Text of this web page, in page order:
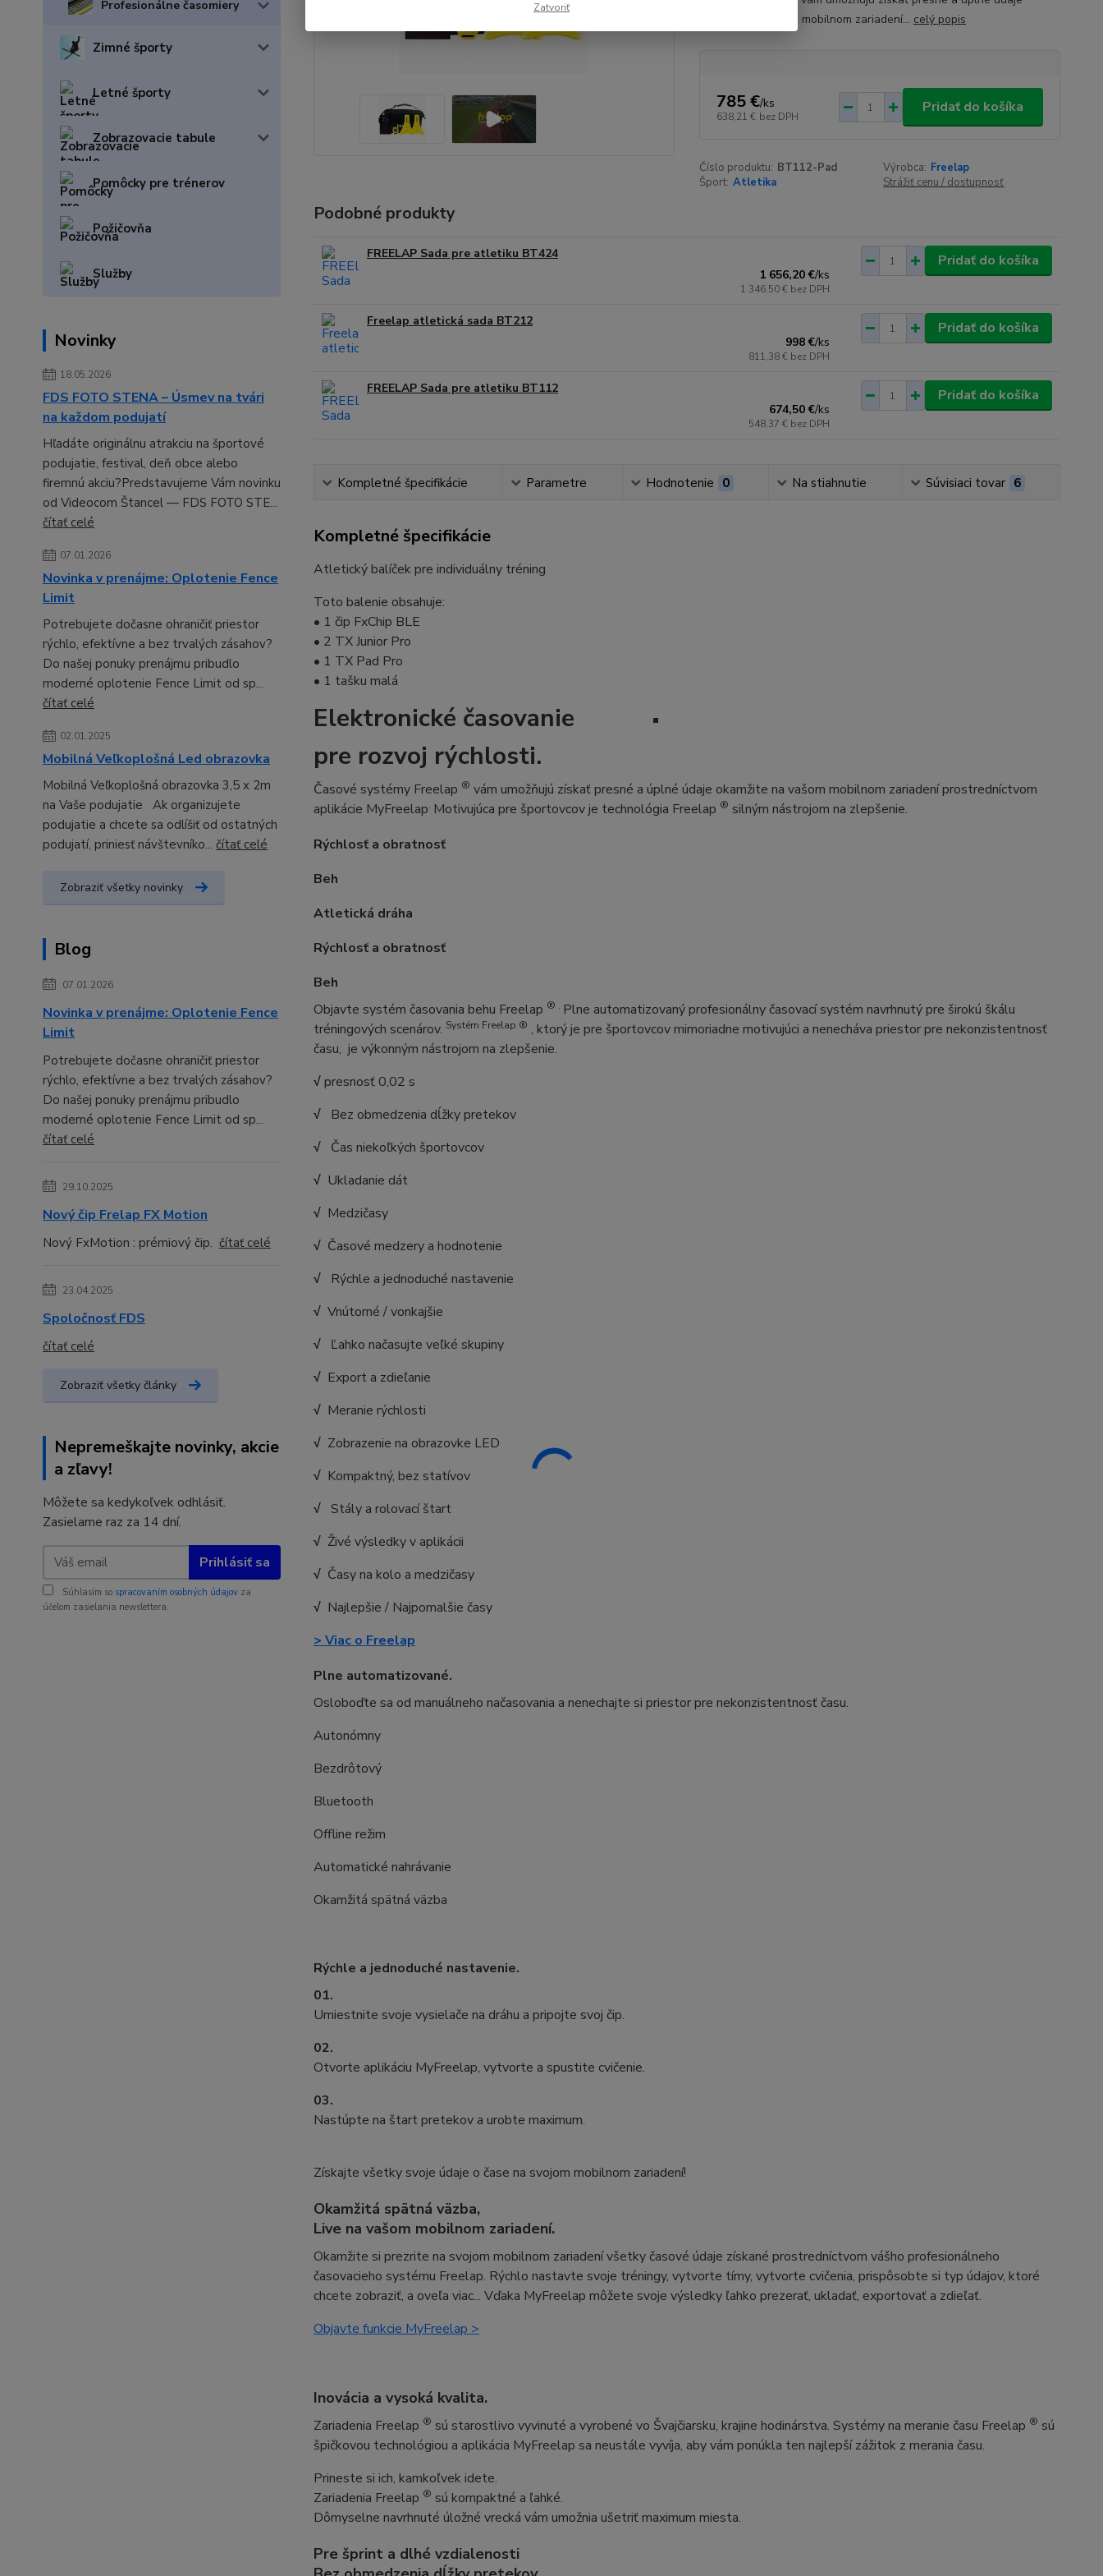
Profesionálne časomiery
Zimné športy
Letné športy
Zobrazovacie tabule
Pomôcky pre trénerov
Požičovňa
Služby
Novinky
18.05.2026
FDS FOTO STENA – Úsmev na tvári
na každom podujatí
Hľadáte originálnu atrakciu na športové
podujatie, festival, deň obce alebo
firemnú akciu?Predstavujeme Vám novinku
od Videocom Štancel — FDS FOTO STE...
čítať celé
07.01.2026
Novinka v prenájme: Oplotenie Fence
Limit
Potrebujete dočasne ohraničiť priestor
rýchlo, efektívne a bez trvalých zásahov?
Do našej ponuky prenájmu pribudlo
moderné oplotenie Fence Limit od sp...
čítať celé
02.01.2025
Mobilná Veľkoplošná Led obrazovka
Mobilná Veľkoplošná obrazovka 3,5 x 2m
na Vaše podujatie Ak organizujete
podujatie a chcete sa odlíšiť od ostatných
podujatí, priniesť návštevníko... čítať celé
Zobraziť všetky novinky
Blog
07.01.2026
Novinka v prenájme: Oplotenie Fence
Limit
Potrebujete dočasne ohraničiť priestor
rýchlo, efektívne a bez trvalých zásahov?
Do našej ponuky prenájmu pribudlo
moderné oplotenie Fence Limit od sp...
čítať celé
29.10.2025
Nový čip Frelap FX Motion
Nový FxMotion : prémiový čip. čítať celé
23.04.2025
Spoločnosť FDS
čítať celé
Zobraziť všetky články
Nepremeškajte novinky, akcie
a zľavy!
Môžete sa kedykoľvek odhlásiť.
Zasielame raz za 14 dní.
Prihlásiť sa
Súhlasím so spracovaním osobných údajov za
účelom zasielania newslettera.
okamžite na vašom mobilnom zariadení... celý popis
785 €/ks
638,21 € bez DPH
Pridať do košíka
Číslo produktu: BT112-Pad Výrobca: Freelap
Šport: Atletika Strážiť cenu / dostupnosť
Podobné produkty
FREELAP Sada pre atletiku BT424
1 656,20 €/ks
1 346,50 € bez DPH
Pridať do košíka
Freelap atletická sada BT212
998 €/ks
811,38 € bez DPH
Pridať do košíka
FREELAP Sada pre atletiku BT112
674,50 €/ks
548,37 € bez DPH
Pridať do košíka
Kompletné špecifikácie Parametre Hodnotenie 0 Na stiahnutie Súvisiaci tovar 6
Kompletné špecifikácie
Atletický balíček pre individuálny tréning
Toto balenie obsahuje:
• 1 čip FxChip BLE
• 2 TX Junior Pro
• 1 TX Pad Pro
• 1 tašku malá
Elektronické časovanie
pre rozvoj rýchlosti.
Časové systémy Freelap ® vám umožňujú získať presné a úplné údaje okamžite na vašom mobilnom zariadení prostredníctvom
aplikácie MyFreelap. Motivujúca pre športovcov je technológia Freelap ® silným nástrojom na zlepšenie.
Rýchlosť a obratnosť
Beh
Atletická dráha
Rýchlosť a obratnosť
Beh
Objavte systém časovania behu Freelap ® . Plne automatizovaný profesionálny časovací systém navrhnutý pre širokú škálu
tréningových scenárov. Systém Freelap ® , ktorý je pre športovcov mimoriadne motivujúci a nenecháva priestor pre nekonzistentnosť
času, je výkonným nástrojom na zlepšenie.
√presnosť 0,02 s
√Bez obmedzenia dĺžky pretekov
√Čas niekoľkých športovcov
√ Ukladanie dát
√ Medzičasy
√ Časové medzery a hodnotenie
√Rýchle a jednoduché nastavenie
√ Vnútorné / vonkajšie
√Ľahko načasujte veľké skupiny
√ Export a zdieľanie
√ Meranie rýchlosti
√ Zobrazenie na obrazovke LED
√ Kompaktný, bez statívov
√Stály a rolovací štart
√ Živé výsledky v aplikácii
√ Časy na kolo a medzičasy
√ Najlepšie / Najpomalšie časy
> Viac o Freelap
Plne automatizované.
Osloboďte sa od manuálneho načasovania a nenechajte si priestor pre nekonzistentnosť času.
Autonómny
Bezdrôtový
Bluetooth
Offline režim
Automatické nahrávanie
Okamžitá spätná väzba
Rýchle a jednoduché nastavenie.
01.
Umiestnite svoje vysielače na dráhu a pripojte svoj čip.
02.
Otvorte aplikáciu MyFreelap, vytvorte a spustite cvičenie.
03.
Nastúpte na štart pretekov a urobte maximum.
Získajte všetky svoje údaje o čase na svojom mobilnom zariadení!
Okamžitá spätná väzba,
Live na vašom mobilnom zariadení.
Okamžite si prezrite na svojom mobilnom zariadení všetky časové údaje získané prostredníctvom vášho profesionálneho
časovacieho systému Freelap. Rýchlo nastavte svoje tréningy, vytvorte tímy, vytvorte cvičenia, prispôsobte si typ údajov, ktoré
chcete zobraziť, a oveľa viac... Vďaka MyFreelap môžete svoje výsledky ľahko prezerať, ukladať, exportovať a zdieľať.
Objavte funkcie MyFreelap >
Inovácia a vysoká kvalita.
Zariadenia Freelap ® sú starostlivo vyvinuté a vyrobené vo Švajčiarsku, krajine hodinárstva. Systémy na meranie času Freelap ® sú
špičkovou technológiou a aplikácia MyFreelap sa neustále vyvíja, aby vám ponúkla ten najlepší zážitok z merania času.
Prineste si ich, kamkoľvek idete.
Zariadenia Freelap ® sú kompaktné a ľahké.
Dômyselne navrhnuté úložné vrecká vám umožnia ušetriť maximum miesta.
Pre šprint a dlhé vzdialenosti
Zatvoriť